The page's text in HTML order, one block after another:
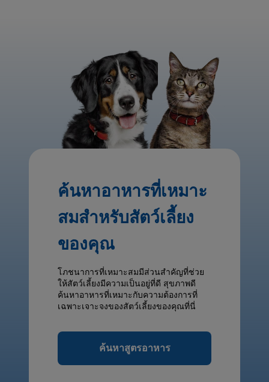
ค้นหาอาหารที่เหมาะ
สมสำหรับสัตว์เลี้ยง
ของคุณ
โภชนาการที่เหมาะสมมีส่วนสำคัญที่ช่วย
ให้สัตว์เลี้ยงมีความเป็นอยู่ที่ดี สุขภาพดี
ค้นหาอาหารที่เหมาะกับความต้องการที่
เฉพาะเจาะจงของสัตว์เลี้ยงของคุณที่นี่
ค้นหาสูตรอาหาร